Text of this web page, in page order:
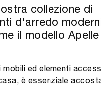
collezione di
d'arredo
il modello Apelle
mobili ed elementi
è essenziale